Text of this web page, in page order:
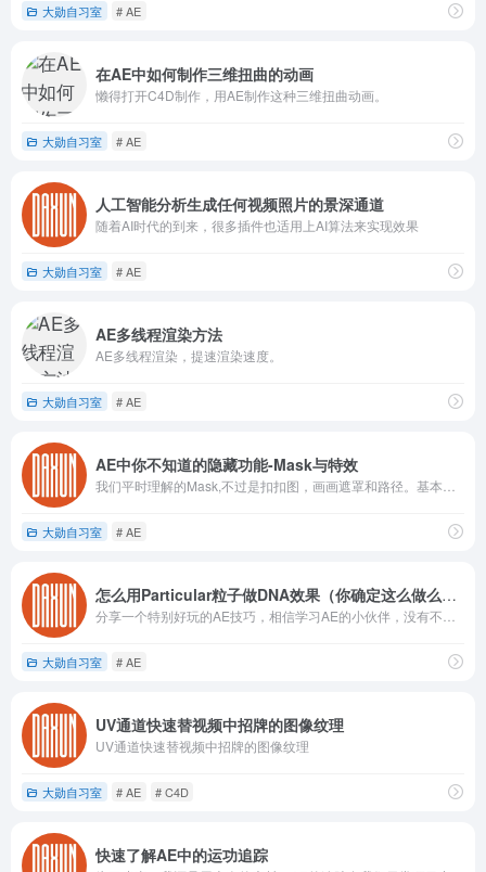
大勋自习室 # AE
在AE中如何制作三维扭曲的动画
懒得打开C4D制作，用AE制作这种三维扭曲动画。
大勋自习室 # AE
人工智能分析生成任何视频照片的景深通道
随着AI时代的到来，很多插件也适用上AI算法来实现效果
大勋自习室 # AE
AE多线程渲染方法
AE多线程渲染，提速渲染速度。
大勋自习室 # AE
AE中你不知道的隐藏功能-Mask与特效
大勋自习室 # AE
怎么用Particular粒子做DNA效果（你确定这么做么？）
大勋自习室 # AE
UV通道快速替视频中招牌的图像纹理
UV通道快速替视频中招牌的图像纹理
大勋自习室 # AE # C4D
快速了解AE中的运功追踪